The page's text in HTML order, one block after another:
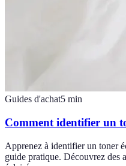
Guides d'achat5 min
Comment identifier un
Apprenez à identifier un toner
guide pratique. Découvrez des